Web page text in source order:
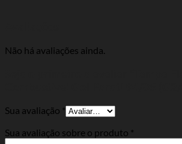
Não há avaliações ainda.
Sua avaliação *
Sua avaliação sobre o produto *